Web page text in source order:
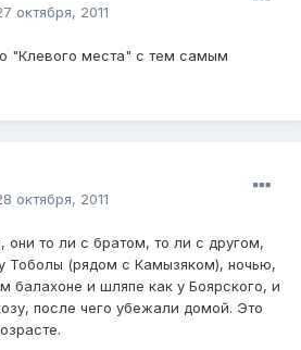
октября, 2011
"Клевого места" с тем самым
октября, 2011
они то ли с братом, то ли с другом,
Тоболы (рядом с Камызяком), ночью,
балахоне и шляпе как у Боярского, и
после чего убежали домой. Это